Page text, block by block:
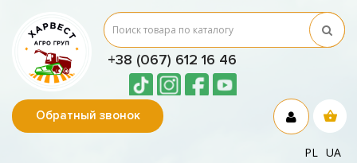
+38 (067) 612 16 46
Обратный звонок
PL UA